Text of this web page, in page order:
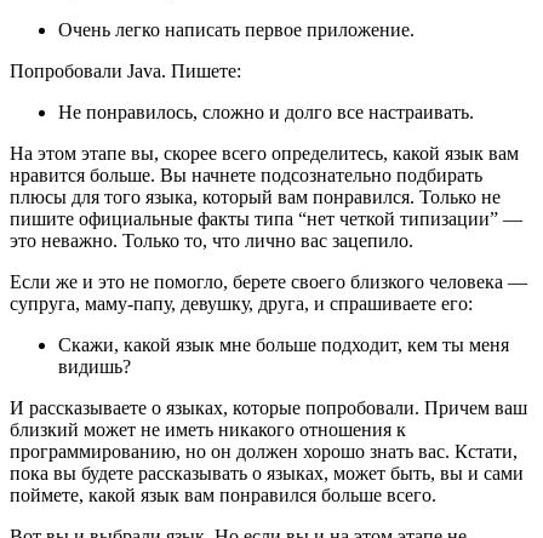
Очень легко написать первое приложение.
Попробовали Java. Пишете:
Не понравилось, сложно и долго все настраивать.
На этом этапе вы, скорее всего определитесь, какой язык вам
нравится больше. Вы начнете подсознательно подбирать
плюсы для того языка, который вам понравился. Только не
пишите официальные факты типа “нет четкой типизации” —
это неважно. Только то, что лично вас зацепило.
Если же и это не помогло, берете своего близкого человека —
супруга, маму-папу, девушку, друга, и спрашиваете его:
Скажи, какой язык мне больше подходит, кем ты меня
видишь?
И рассказываете о языках, которые попробовали. Причем ваш
близкий может не иметь никакого отношения к
программированию, но он должен хорошо знать вас. Кстати,
пока вы будете рассказывать о языках, может быть, вы и сами
поймете, какой язык вам понравился больше всего.